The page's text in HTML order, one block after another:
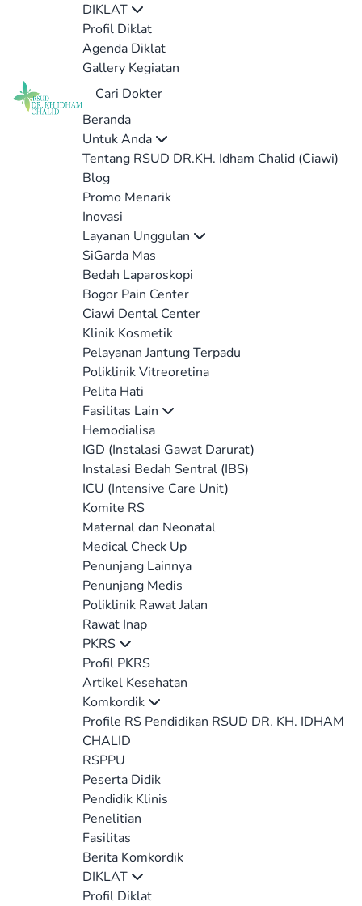
DIKLAT
Profil Diklat
Agenda Diklat
Gallery Kegiatan
Cari Dokter
Beranda
Untuk Anda
Tentang RSUD DR.KH. Idham Chalid (Ciawi)
Blog
Promo Menarik
Inovasi
Layanan Unggulan
SiGarda Mas
Bedah Laparoskopi
Bogor Pain Center
Ciawi Dental Center
Klinik Kosmetik
Pelayanan Jantung Terpadu
Poliklinik Vitreoretina
Pelita Hati
Fasilitas Lain
Hemodialisa
IGD (Instalasi Gawat Darurat)
Instalasi Bedah Sentral (IBS)
ICU (Intensive Care Unit)
Komite RS
Maternal dan Neonatal
Medical Check Up
Penunjang Lainnya
Penunjang Medis
Poliklinik Rawat Jalan
Rawat Inap
PKRS
Profil PKRS
Artikel Kesehatan
Komkordik
Profile RS Pendidikan RSUD DR. KH. IDHAM
CHALID
RSPPU
Peserta Didik
Pendidik Klinis
Penelitian
Fasilitas
Berita Komkordik
DIKLAT
Profil Diklat